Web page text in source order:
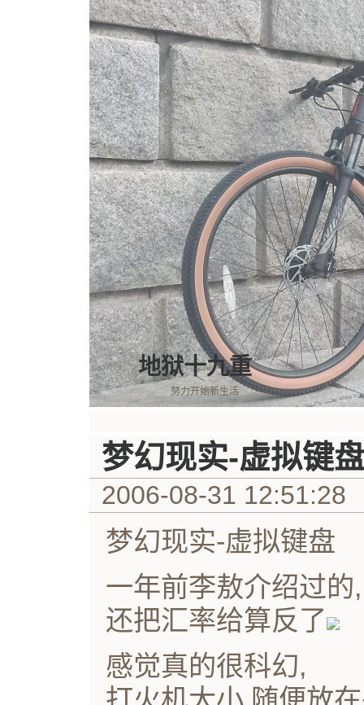
地狱十九重
努力开始新生活
梦幻现实-虚拟键
2006-08-31 12:51:28
梦幻现实-虚拟键盘
一年前李敖介绍过
还把汇率给算反了
感觉真的很科幻,